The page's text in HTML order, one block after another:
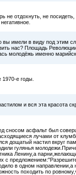
не отдохнуть, не
имели в виду под этим
нас? Площадь
молодёжь именно
е годы.
и вся эта красота
сносом асфальт был
лучами от
дощатый настил вкруг
гулянья
Ленину,а
с
в одном направлении,а
походить по